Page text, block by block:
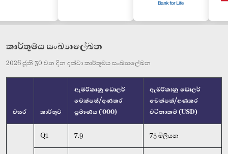
කාර්තුමය සංඛ්‍යාලේඛන
2026 ජූනි 30 වන දින දක්වා කාර්තුමය සංඛ්‍යාලේඛන
වසර කාර්තුව
ඇමරිකානු ඩොලර්
චෙක්පත්/අණකර
ප්‍රමාණය ('000)
ඇමරිකානු ඩොලර්
චෙක්පත්/අණකර
වටිනාකම (USD)
Q1 7.9 75 මිලියන